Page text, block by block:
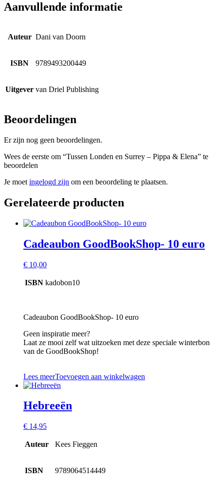
Aanvullende informatie
Auteur Dani van Doorn
ISBN 9789493200449
Uitgever van Driel Publishing
Beoordelingen
Er zijn nog geen beoordelingen.
Wees de eerste om “Tussen Londen en Surrey – Pippa & Elena” te
beoordelen
Je moet ingelogd zijn om een beoordeling te plaatsen.
Gerelateerde producten
Cadeaubon GoodBookShop- 10 euro
€ 10,00
ISBN kadobon10
Cadeaubon GoodBookShop- 10 euro
Geen inspiratie meer?
Laat ze mooi zelf wat uitzoeken met deze speciale winterbon
van de GoodBookShop!
Lees meerToevoegen aan winkelwagen
Hebreeën
€ 14,95
Auteur Kees Fieggen
ISBN 9789064514449